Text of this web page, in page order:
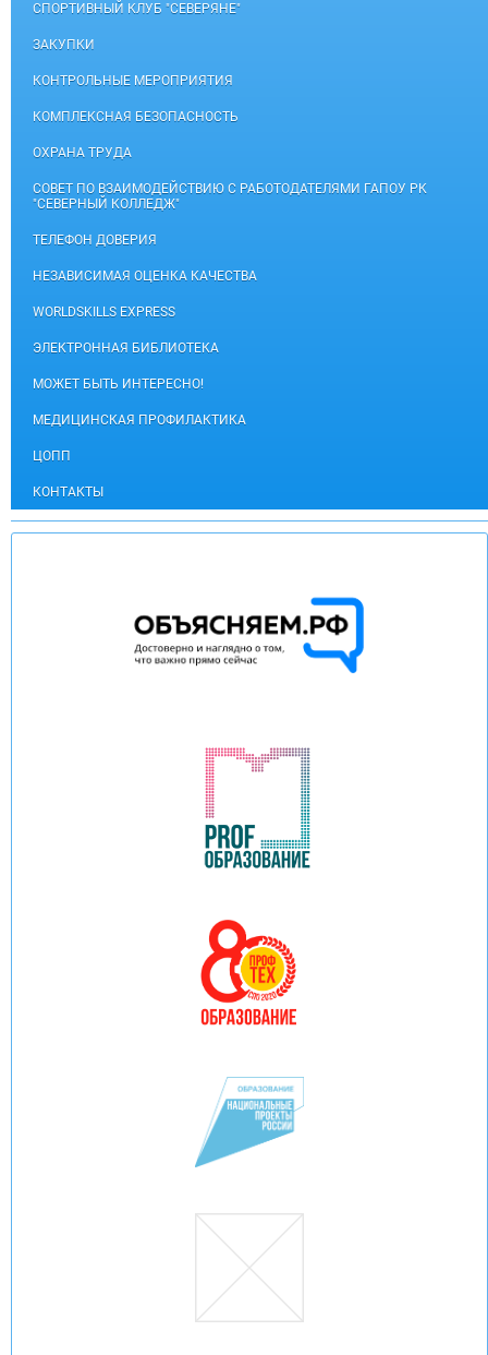
СПОРТИВНЫЙ КЛУБ "СЕВЕРЯНЕ"
ЗАКУПКИ
КОНТРОЛЬНЫЕ МЕРОПРИЯТИЯ
КОМПЛЕКСНАЯ БЕЗОПАСНОСТЬ
ОХРАНА ТРУДА
СОВЕТ ПО ВЗАИМОДЕЙСТВИЮ С РАБОТОДАТЕЛЯМИ ГАПОУ РК
"СЕВЕРНЫЙ КОЛЛЕДЖ"
ТЕЛЕФОН ДОВЕРИЯ
НЕЗАВИСИМАЯ ОЦЕНКА КАЧЕСТВА
WORLDSKILLS EXPRESS
ЭЛЕКТРОННАЯ БИБЛИОТЕКА
МОЖЕТ БЫТЬ ИНТЕРЕСНО!
МЕДИЦИНСКАЯ ПРОФИЛАКТИКА
ЦОПП
КОНТАКТЫ